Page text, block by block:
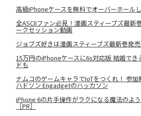
高級iPhoneケースを無料でオーバーホール
全ASCIIファン必見！漫画スティーブズ最新
ークセッション動画
ジョブズ好きは漫画スティーブズ最新巻発
15万円のiPhoneケースに6s対応版 結婚でき
ドも
ナムコのゲームキャラでIoTをつくれ！ 参加
ハドソン Engadgetのハッカソン
iPhone 6の片手操作がラクになる魔法のよ
［PR］